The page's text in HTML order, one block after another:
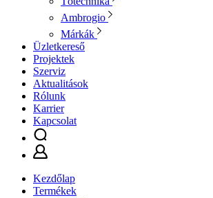
Ambrogio
Márkák
Üzletkereső
Projektek
Szerviz
Aktualitások
Rólunk
Karrier
Kapcsolat
Kezdőlap
Termékek